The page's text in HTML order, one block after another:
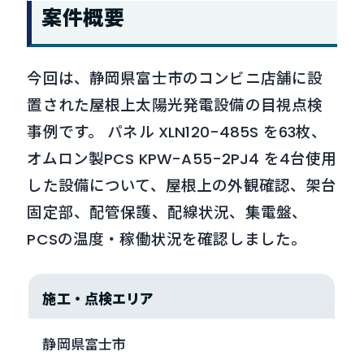
案件概要
今回は、静岡県富士市のコンビニ店舗に設
置された屋根上太陽光発電設備の目視点検
事例です。 パネル XLN120-485S を63枚、
オムロン製PCS KPW-A55-2PJ4 を4台使用
した設備について、屋根上の外観確認、架台
固定部、配管保護、配線状況、集電盤、
PCSの温度・稼働状況を確認しました。
施工・点検エリア
静岡県富士市